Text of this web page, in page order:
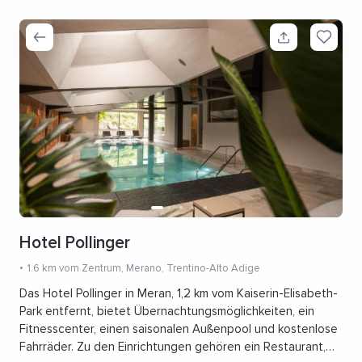
Hotel Pollinger
1.6 km vom Zentrum, Merano, Trentino-Alto Adige
Das Hotel Pollinger in Meran, 1,2 km vom Kaiserin-Elisabeth-
Park entfernt, bietet Übernachtungsmöglichkeiten, ein
Fitnesscenter, einen saisonalen Außenpool und kostenlose
Fahrräder. Zu den Einrichtungen gehören ein Restaurant,